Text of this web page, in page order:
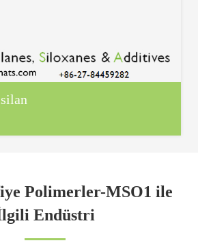
Polimerler-MSO1 ile
Endüstri